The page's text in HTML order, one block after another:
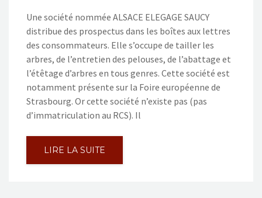
Une société nommée ALSACE ELEGAGE SAUCY
distribue des prospectus dans les boîtes aux lettres
des consommateurs. Elle s’occupe de tailler les
arbres, de l’entretien des pelouses, de l’abattage et
l’étêtage d’arbres en tous genres. Cette société est
notamment présente sur la Foire européenne de
Strasbourg. Or cette société n’existe pas (pas
d’immatriculation au RCS). Il
LIRE LA SUITE